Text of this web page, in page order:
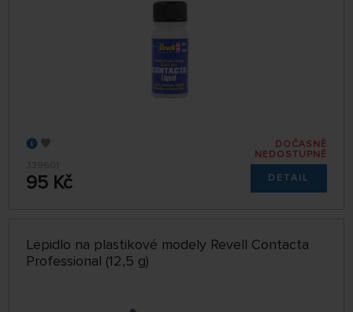
339601
95 Kč
DOČASNĚ
NEDOSTUPNÉ
DETAIL
Lepidlo na plastikové modely Revell Contacta
Professional (12,5 g)